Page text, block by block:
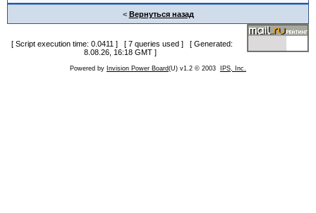
< Вернуться назад
[ Script execution time: 0.0411 ] [ 7 queries used ] [ Generated:
8.08.26, 16:18 GMT ]
Powered by Invision Power Board(U) v1.2 © 2003 IPS, Inc.